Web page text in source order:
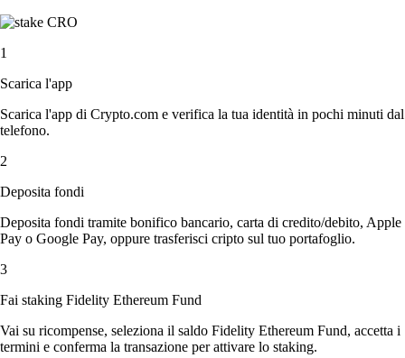
1
Scarica l'app
Scarica l'app di Crypto.com e verifica la tua identità in pochi minuti dal
telefono.
2
Deposita fondi
Deposita fondi tramite bonifico bancario, carta di credito/debito, Apple
Pay o Google Pay, oppure trasferisci cripto sul tuo portafoglio.
3
Fai staking Fidelity Ethereum Fund
Vai su ricompense, seleziona il saldo Fidelity Ethereum Fund, accetta i
termini e conferma la transazione per attivare lo staking.